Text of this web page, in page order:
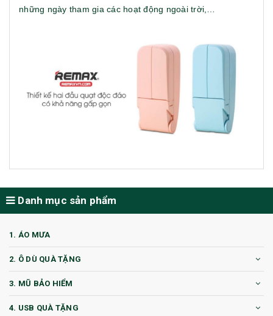
những ngày tham gia các hoạt động ngoài trời,…
Danh mục sản phẩm
1. ÁO MƯA
2. Ô DÙ QUÀ TẶNG
3. MŨ BẢO HIỂM
4. USB QUÀ TẶNG